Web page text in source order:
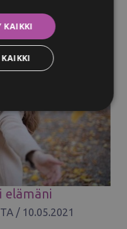
elämäni
/ 10.05.2021
KAIKKI